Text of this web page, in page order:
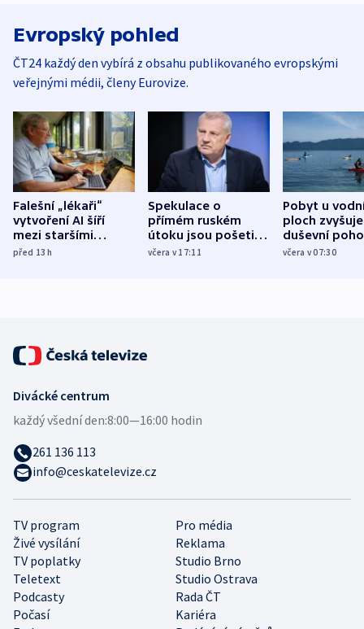
Evropský pohled
ČT24 každý den vybírá z obsahu publikovaného evropskými
veřejnými médii, členy Eurovize.
Falešní „lékaři“
vytvoření AI šíří
mezi staršími
Poláky nebezpečné
před 13h
Spekulace o
přímém ruském
útoku jsou pošetilé,
míní estonský
včera v 17:11
Pobyt u
ploch zvyšuje
duševní
ukázala
včera v 07:30
TV program
Pro média
Živé vysílání
Reklama
TV poplatky
Studio Brno
Teletext
Studio Ostrava
Podcasty
Rada ČT
Počasí
Kariéra
Divácké centrum
každý všední den:8:00—16:00 hodin
261 136 113
info@ceskatelevize.cz